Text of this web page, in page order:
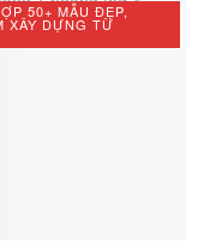
50+ MẪU ĐẸP,
XÂY DỰNG TỪ